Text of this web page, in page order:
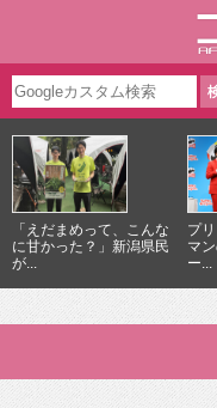
「えだまめって、こんな
に甘かった？」新潟県民
が...
プ
マ
ー...